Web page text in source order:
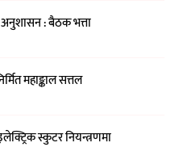
: बैठक भत्ता
महाङ्काल सत्तल
स्कुटर नियन्त्रणमा